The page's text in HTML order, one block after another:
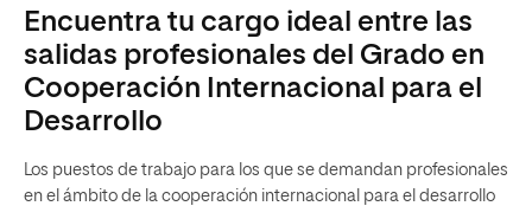
Encuentra tu cargo ideal entre las
salidas profesionales del Grado en
Cooperación Internacional para el
Desarrollo
Los puestos de trabajo para los que se demandan profesionales
en el ámbito de la cooperación internacional para el desarrollo